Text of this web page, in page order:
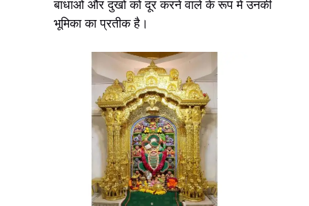
बाधाओं और दुखों को दूर करने वाले के रूप में उनकी
भूमिका का प्रतीक है।